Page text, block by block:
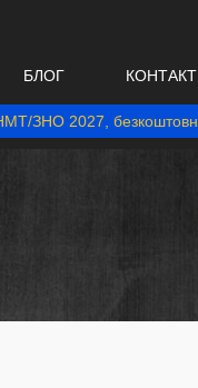
БЛОГ
ЗНО 2027,